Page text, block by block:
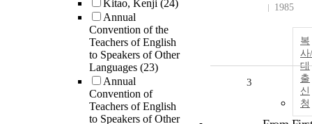
Kitao, Kenji (24)
Annual
Convention of the
Teachers of English
to Speakers of Other
Languages (23)
Annual
Convention of
Teachers of English
to Speakers of Other
1985
복
사/
대
출
신
청
3